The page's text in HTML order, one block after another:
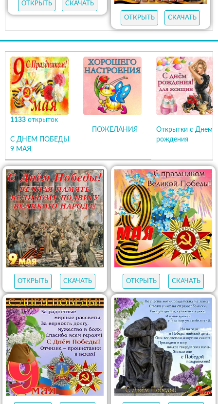
ОТКРЫТЬ СКАЧАТЬ
ОТКРЫТЬ СКАЧАТЬ
1133 открыток
С ДНЕМ ПОБЕДЫ
9 МАЯ
ПОЖЕЛАНИЯ
Открытки с Днем
рождения
ОТКРЫТЬ СКАЧАТЬ ОТКРЫТЬ СКАЧАТЬ